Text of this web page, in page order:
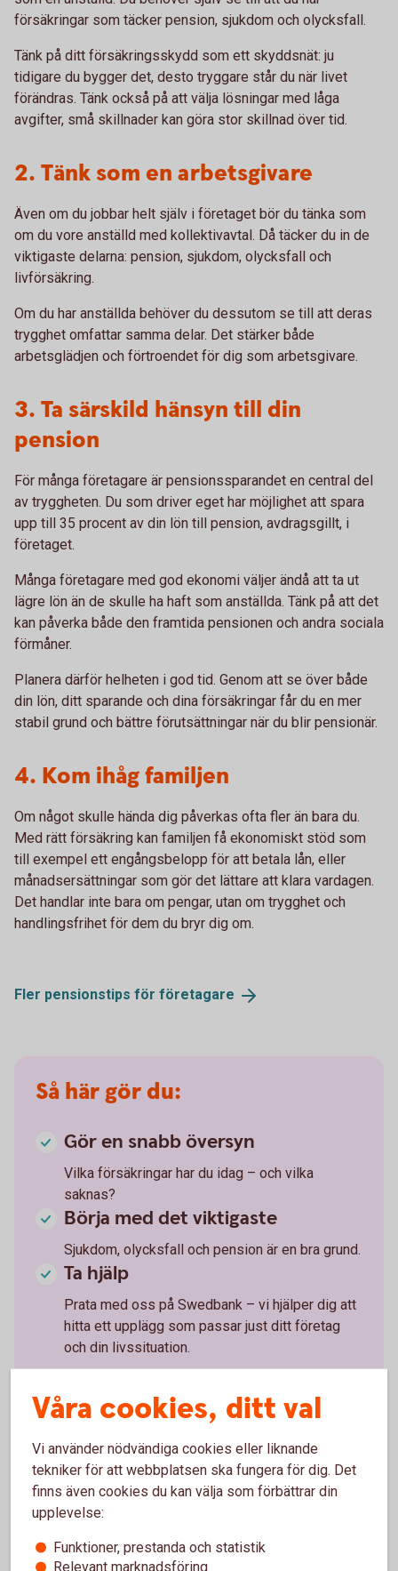
försäkringar som täcker pension, sjukdom och olycksfall.
Tänk på ditt försäkringsskydd som ett skyddsnät: ju
tidigare du bygger det, desto tryggare står du när livet
förändras. Tänk också på att välja lösningar med låga
avgifter, små skillnader kan göra stor skillnad över tid.
2. Tänk som en arbetsgivare
Även om du jobbar helt själv i företaget bör du tänka som
om du vore anställd med kollektivavtal. Då täcker du in de
viktigaste delarna: pension, sjukdom, olycksfall och
livförsäkring.
Om du har anställda behöver du dessutom se till att deras
trygghet omfattar samma delar. Det stärker både
arbetsglädjen och förtroendet för dig som arbetsgivare.
3. Ta särskild hänsyn till din
pension
För många företagare är pensionssparandet en central del
av tryggheten. Du som driver eget har möjlighet att spara
upp till 35 procent av din lön till pension, avdragsgillt, i
företaget.
Många företagare med god ekonomi väljer ändå att ta ut
lägre lön än de skulle ha haft som anställda. Tänk på att det
kan påverka både den framtida pensionen och andra sociala
förmåner.
Planera därför helheten i god tid. Genom att se över både
din lön, ditt sparande och dina försäkringar får du en mer
stabil grund och bättre förutsättningar när du blir pensionär.
4. Kom ihåg familjen
Om något skulle hända dig påverkas ofta fler än bara du.
Med rätt försäkring kan familjen få ekonomiskt stöd som
till exempel ett engångsbelopp för att betala lån, eller
månadsersättningar som gör det lättare att klara vardagen.
Det handlar inte bara om pengar, utan om trygghet och
handlingsfrihet för dem du bryr dig om.
Fler pensionstips för företagare
Så här gör du:
Gör en snabb översyn
Vilka försäkringar har du idag – och vilka
saknas?
Börja med det viktigaste
Sjukdom, olycksfall och pension är en bra grund.
Ta hjälp
Prata med oss på Swedbank – vi hjälper dig att
hitta ett upplägg som passar just ditt företag
och din livssituation.
Tjänstepension och
trygghetsförsäkringar till företaget
Se till att ta hand om dig själv och dina anställda.
Våra cookies, ditt val
Vi använder nödvändiga cookies eller liknande
tekniker för att webbplatsen ska fungera för dig. Det
finns även cookies du kan välja som förbättrar din
upplevelse:
Funktioner, prestanda och statistik
Relevant marknadsföring